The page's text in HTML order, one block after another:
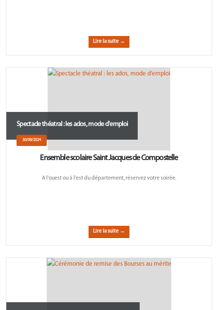
Lire la suite →
Spectacle théatral : les ados, mode d'emploi
30/09/2024
Ensemble scolaire Saint Jacques de Compostelle
A l'ouest ou à l'est du département, réservez votre soirée.
Lire la suite →